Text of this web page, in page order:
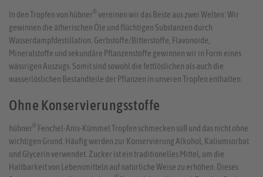
In den Tropfen von hübner® vereinen wir das Beste aus zwei Welten: Wir
gewinnen die ätherischen Öle und flüchtigen Substanzen durch
Wasserdampfdestillation. Gerbstoffe/Bitterstoffe, Flavonoide,
Mineralstoffe und sekundäre Pflanzenstoffe gewinnen wir in Form eines
wässrigen Auszugs. Somit sind sowohl die fettlöslichen als auch die
wasserlöslichen Bestandteile der Pflanzen in unseren Tropfen enthalten.
Ohne Konservierungsstoffe
hübner® Fenchel-Anis-Kümmel Tropfen schmecken süß und das nicht ohne
wichtigen Grund. Häufig werden zur Konservierung Alkohol, Kaliumsorbat
und Glycerin verwendet. Zucker ist ein traditionelles Mittel, um die
Haltbarkeit von Lebensmitteln auf natürliche Weise zu erhöhen. Dieses